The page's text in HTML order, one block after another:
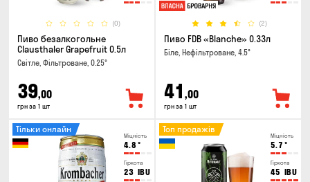
(0)
Пиво безалкогольне
Clausthaler Grapefruit 0.5л
Світле, Фільтроване, 0.25°
39,00
грн за 1 шт
(2)
Пиво FDB «Blanche» 0.33л
Біле, Нефільтроване, 4.5°
41 ,00
грн за 1 шт
Міцність
4.8 °
Гіркота
23 IBU
Тільки онлайн
Міцність
5.7 °
Гіркота
45 IBU
Топ продажів